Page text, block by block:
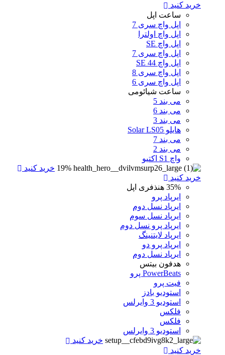
خرید کنید
ساعت اپل
اپل واچ سری 7
اپل واچ اولترا
اپل واچ SE
اپل واچ سری 7
اپل واچ SE 44
اپل واچ سری 8
اپل واچ سری 6
ساعت شیائومی
می بند 5
می بند 6
می بند 3
هایلو Solar LS05
می بند 7
می بند 2
واچ S1 اکتیو
19% خرید کنید
خرید کنید
35% هنذفری اپل
ایرپاد پرو
ایرپاد نسل دوم
ایرپاد نسل سوم
ایرپاد پرو نسل دوم
ایرپاد لایتنینگ
ایرپاد پرو دو
ایرپاد نسل دوم
هدفون بیتس
PowerBeats پرو
فیت پرو
استودیو بادز
استودیو 3 وایرلس
فلکس
فلکس
استودیو 3 وایرلس
خرید کنید
خرید کنید